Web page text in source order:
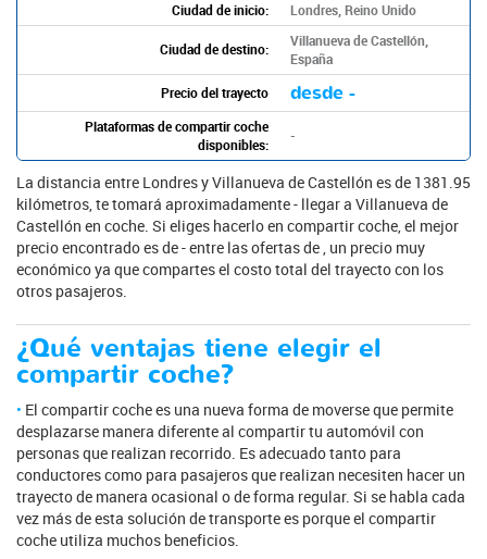
Ciudad de inicio: Londres, Reino Unido
Ciudad de destino:
Villanueva de Castellón,
España
Precio del trayecto
desde -
Plataformas de compartir coche
disponibles:
-
La distancia entre Londres y Villanueva de Castellón es de 1381.95
kilómetros, te tomará aproximadamente - llegar a Villanueva de
Castellón en coche. Si eliges hacerlo en compartir coche, el mejor
precio encontrado es de - entre las ofertas de , un precio muy
económico ya que compartes el costo total del trayecto con los
otros pasajeros.
¿Qué ventajas tiene elegir el
compartir coche?
El compartir coche es una nueva forma de moverse que permite
desplazarse manera diferente al compartir tu automóvil con
personas que realizan recorrido. Es adecuado tanto para
conductores como para pasajeros que realizan necesiten hacer un
trayecto de manera ocasional o de forma regular. Si se habla cada
vez más de esta solución de transporte es porque el compartir
coche utiliza muchos beneficios.